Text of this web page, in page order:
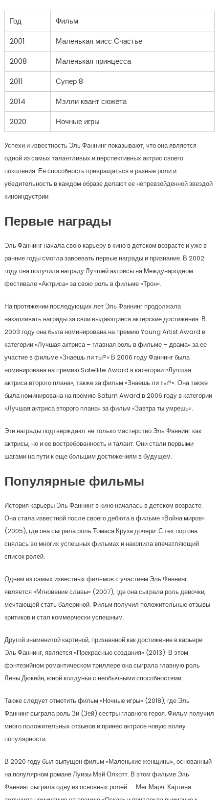
Год
Фильм
2001
Маленькая мисс Счастье
2008
Маленькая принцесса
2011
Супер 8
2014
Мэлли квант сюжета
2020
Ночные игры
Успехи и известность Эль Фаннинг показывают, что она является
одной из самых талантливых и перспективных актрис своего
поколения. Ее способность превращаться в разные роли и
убедительность в каждом образе делают ее непревзойденной звездой
киноиндустрии.
Первые награды
Эль Фаннинг начала свою карьеру в кино в детском возрасте и уже в
ранние годы смогла завоевать первые награды и признание. В 2002
году она получила награду Лучшей актрисы на Международном
фестивале «Актриса» за свою роль в фильме «Трон».
На протяжении последующих лет Эль Фаннинг продолжала
накапливать награды за свои выдающиеся актёрские достижения. В
2003 году она была номинирована на премию Young Artist Award в
категории «Лучшая актриса – главная роль в фильме – драма» за ее
участие в фильме «Знаешь ли ты?» В 2006 году Фаннинг была
номинирована на премию Satellite Award в категории «Лучшая
актриса второго плана», также за фильм «Знаешь ли ты?». Она также
была номинирована на премию Saturn Award в 2006 году в категории
«Лучшая актриса второго плана» за фильм «Завтра ты умрешь».
Эти награды подтверждают не только мастерство Эль Фаннинг как
актрисы, но и ее востребованность и талант. Они стали первыми
шагами на пути к еще большим достижениям в будущем.
Популярные фильмы
История карьеры Эль Фаннинг в кино началась в детском возрасте.
Она стала известной после своего дебюта в фильме «Война миров»
(2005), где она сыграла роль Томаса Круза дочери. С тех пор она
снялась во многих успешных фильмах и накопила впечатляющий
список ролей.
Одним из самых известных фильмов с участием Эль Фаннинг
является «Мгновение славы» (2007), где она сыграла роль девочки,
мечтающей стать балериной. Фильм получил положительные отзывы
критиков и стал коммерчески успешным.
Другой знаменитой картиной, признанной как достижение в карьере
Эль Фаннинг, является «Прекрасные создания» (2013). В этом
фэнтезийном романтическом триллере она сыграла главную роль
Лены Дюкейн, юной колдуньи с необычными способностями.
Также следует отметить фильм «Ночные игры» (2018), где Эль
Фаннинг сыграла роль Зи (Зей) сестры главного героя. Фильм получил
много положительных отзывов и принес актрисе новую волну
популярности.
В 2020 году был выпущен фильм «Маленькие женщины», основанный
на популярном романе Луизы Мэй Олкотт. В этом фильме Эль
Фаннинг сыграла одну из основных ролей — Мег Марч. Картина